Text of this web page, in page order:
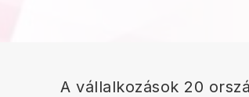
A vállalkozások 20